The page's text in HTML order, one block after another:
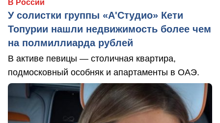
В России
У солистки группы «А'Студио» Кети
Топурии нашли недвижимость более чем
на полмиллиарда рублей
В активе певицы — столичная квартира,
подмосковный особняк и апартаменты в ОАЭ.